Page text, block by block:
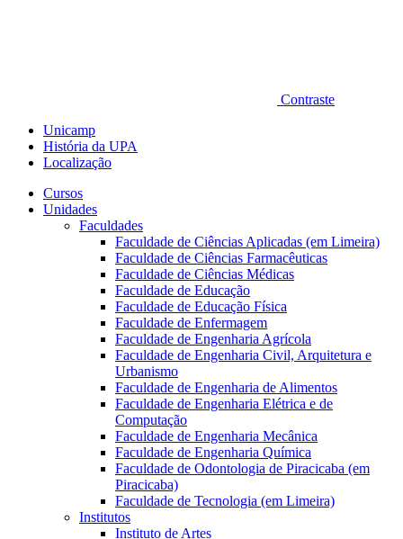
Contraste
Unicamp
História da UPA
Localização
Cursos
Unidades
Faculdades
Faculdade de Ciências Aplicadas (em Limeira)
Faculdade de Ciências Farmacêuticas
Faculdade de Ciências Médicas
Faculdade de Educação
Faculdade de Educação Física
Faculdade de Enfermagem
Faculdade de Engenharia Agrícola
Faculdade de Engenharia Civil, Arquitetura e
Urbanismo
Faculdade de Engenharia de Alimentos
Faculdade de Engenharia Elétrica e de
Computação
Faculdade de Engenharia Mecânica
Faculdade de Engenharia Química
Faculdade de Odontologia de Piracicaba (em
Piracicaba)
Faculdade de Tecnologia (em Limeira)
Institutos
Instituto de Artes